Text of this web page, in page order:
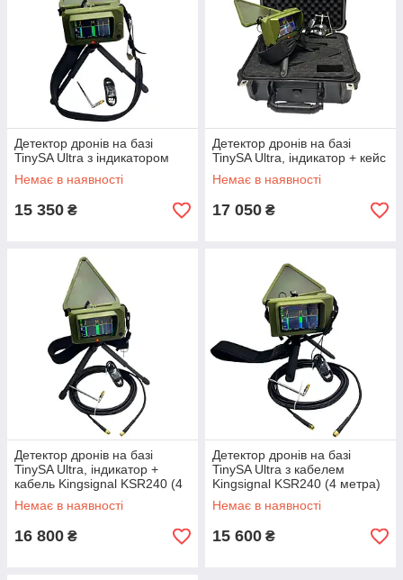
Детектор дронів на базі
TinySA Ultra з індикатором
Немає в наявності
15 350 ₴
Детектор дронів на базі
TinySA Ultra, індикатор + кейс
Немає в наявності
17 050 ₴
Детектор дронів на базі
TinySA Ultra, індикатор +
кабель Kingsignal KSR240 (4
метра)
Немає в наявності
16 800 ₴
Детектор дронів на базі
TinySA Ultra з кабелем
Kingsignal KSR240 (4 метра)
Немає в наявності
15 600 ₴